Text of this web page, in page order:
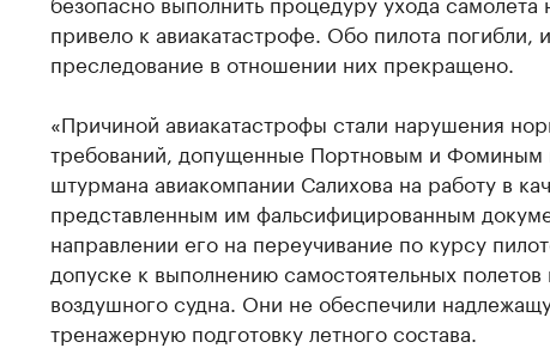
привело к авиакатастрофе. Обо пилота погибли,
преследование в отношении них прекращено.
«Причиной авиакатастрофы стали нарушения
требований, допущенные Портновым и Фоминым
штурмана авиакомпании Салихова на работу в
представленным им фальсифицированным
направлении его на переучивание по курсу
допуске к выполнению самостоятельных полетов
воздушного судна. Они не обеспечили
тренажерную подготовку летного состава.